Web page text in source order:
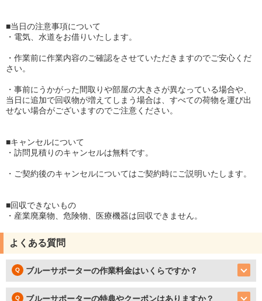
■当日の注意事項について
・電気、水道をお借りいたします。
・作業前に作業内容のご確認をさせていただきますのでご安心くだ
さい。
・事前にうかがった間取りや部屋の大きさが異なっている場合や、
当日に追加で回収物が増えてしまう場合は、すべての荷物を運び出
せない場合がございますのでご注意ください。
■キャンセルについて
・訪問見積りのキャンセルは無料です。
・ご契約後のキャンセルについてはご契約時にご説明いたします。
■回収できないもの
・産業廃棄物、危険物、医療機器は回収できません。
よくある質問
ブルーサポーターの作業料金はいくらですか？
ブルーサポーターの特典やクーポンはありますか？